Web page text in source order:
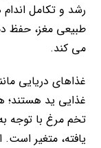
رشد و تکامل
طبیعی مغز، حفظ
می کند.
غذاهای دریایی
غذایی ید هستند؛
تخم مرغ با توجه
یافته، متغیر